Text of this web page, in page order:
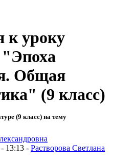
к уроку
Общая
(9 класс)
(9 класс) на тему
13:13 - Растворова Светлана